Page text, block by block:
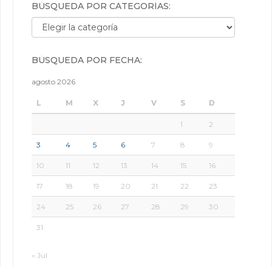
BÚSQUEDA POR CATEGORÍAS:
Búsqueda por categorías:
BÚSQUEDA POR FECHA:
agosto 2026
L M X J V S D
1 2
3 4 5 6 7 8 9
10 11 12 13 14 15 16
17 18 19 20 21 22 23
24 25 26 27 28 29 30
31
« Jul